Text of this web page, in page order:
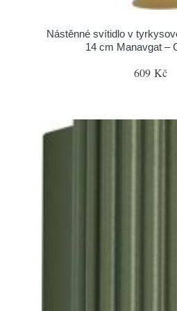
Nástěnné svítidlo v
14 cm Manavgat –
609 Kč